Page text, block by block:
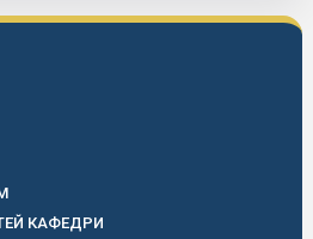
КАФЕДРИ